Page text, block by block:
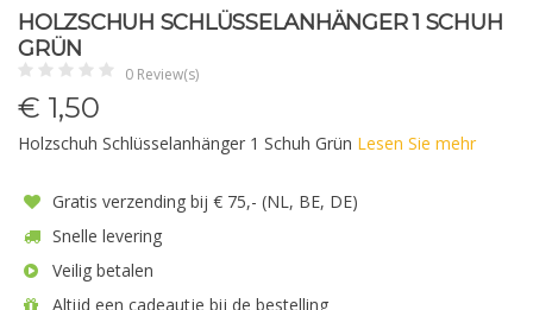
HOLZSCHUH SCHLÜSSELANHÄNGER 1 SCHUH
GRÜN
0 Review(s)
€ 1,50
Holzschuh Schlüsselanhänger 1 Schuh Grün Lesen Sie mehr
Gratis verzending bij € 75,- (NL, BE, DE)
Snelle levering
Veilig betalen
Altijd een cadeautje bij de bestelling